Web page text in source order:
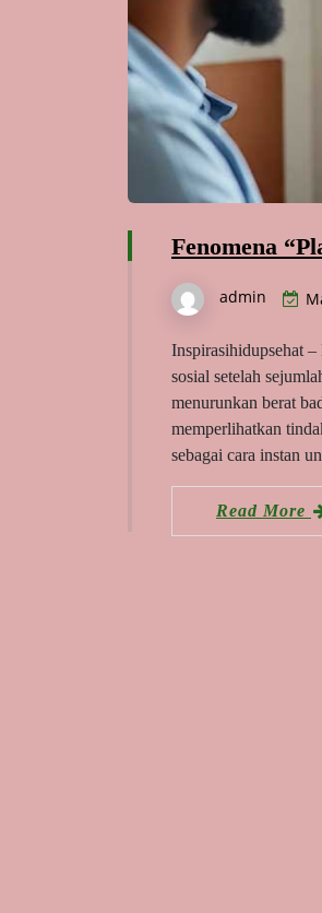
Fenomena
admin
Inspirasihidupsehat
sosial setelah
menurunkan berat
memperlihatkan
sebagai cara instan
Read More